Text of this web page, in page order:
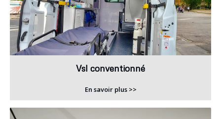
Vsl conventionné
En savoir plus >>